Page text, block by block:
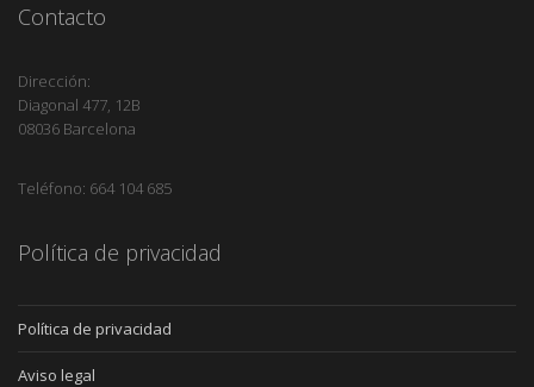
Contacto
Dirección:
Diagonal 477, 12B
08036 Barcelona
Teléfono: 664 104 685
Política de privacidad
Política de privacidad
Aviso legal